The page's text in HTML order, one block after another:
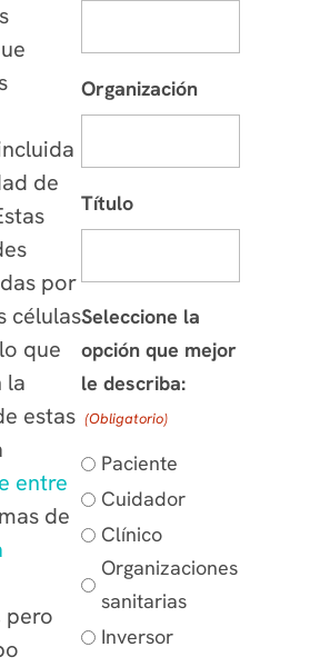
de
por
células
que
la
estas
entre
de
pero
Organización
Título
Seleccione la
opción que mejor
le describa:
(Obligatorio)
Paciente
Cuidador
Clínico
Organizaciones
sanitarias
Inversor